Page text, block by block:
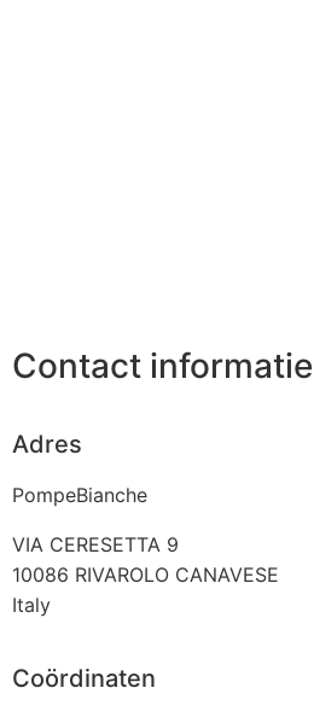
Contact informatie
Adres
PompeBianche
VIA CERESETTA 9
10086 RIVAROLO CANAVESE
Italy
Coördinaten